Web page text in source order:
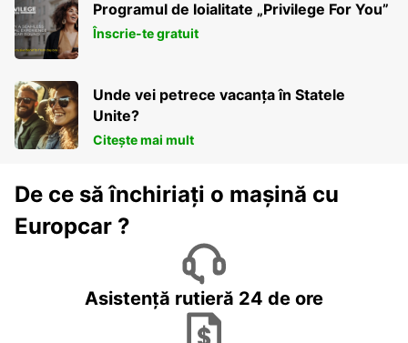
Programul de loialitate „Privilege For You”
Înscrie-te gratuit
Unde vei petrece vacanța în Statele
Unite?
Citește mai mult
De ce să închiriați o mașină cu
Europcar ?
Asistență rutieră 24 de ore